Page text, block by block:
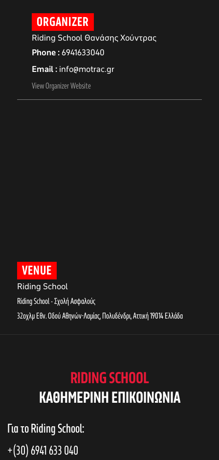
ORGANIZER
Riding School Θανάσης Χούντρας
Phone 6941633040
Email info@motrac.gr
View Organizer Website
VENUE
Riding School
Riding School - Σχολή Ασφαλούς
32οχλμ Εθν. Οδού Αθηνών-Λαμίας, Πολυδένδρι,Αττική19014Ελλάδα
RIDING SCHOOL
KAΘΗΜΕΡΙΝΗ ΕΠΙΚΟΙΝΩΝΙΑ
Για το Riding School:
+(30) 6941 633 040